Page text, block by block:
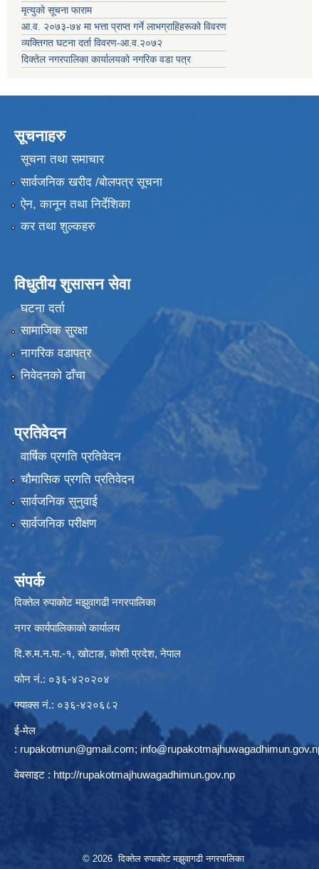
मृत्युको सूचना फाराम
आ.व. २०७३-७४ मा भत्ता प्राप्त गर्ने लाभग्राहिहरूको विवरण
व्यक्तिगत घटना दर्ता विवरण-आ.व.२०७२
दिक्तेल नगरपालिका कार्यालयको नगरिक वडा पत्र
सूचनाहरु
सूचना तथा समाचार
सार्वजनिक खरीद /बोलपत्र सूचना
ऐन, कानून तथा निर्देशिका
कर तथा शुल्कहरु
विधुतीय शुसासन सेवा
घटना दर्ता
सामाजिक सुरक्षा
नागरिक वडापत्र
निवेदनको ढाँचा
प्रतिवेदन
वार्षिक प्रगति प्रतिवेदन
चौमासिक प्रगति प्रतिवेदन
सार्वजनिक सुनुवाई
सार्वजनिक परीक्षण
संपर्क
दिक्तेल रुपाकोट मझुवागढी नगरपालिका
नगर कार्यपालिकाको कार्यालय
दि.रु.म.न.पा.-१, खोटाङ, कोशी प्रदेश, नेपाल
फोन नं.: ०३६-४२०२०४
फ्याक्स नं.: ०३६-४२०६८२
ई-मेल
: rupakotmun@gmail.com;
वेबसाइट : http://rupakotmajhuwagadhimun.gov.np
© 2026 दिक्तेल रुपाकोट मझुवागढी नगरपालिका